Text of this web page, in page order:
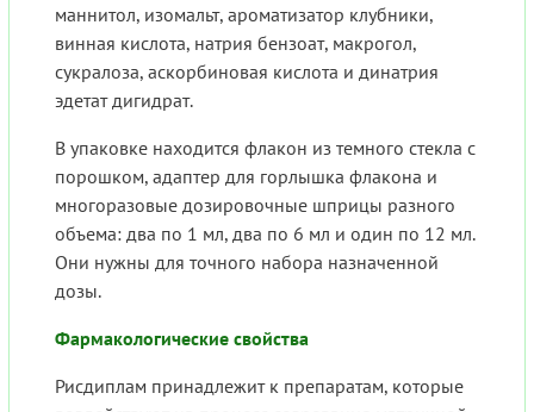
маннитол, изомальт, ароматизатор клубники,
винная кислота, натрия бензоат, макрогол,
сукралоза, аскорбиновая кислота и динатрия
эдетат дигидрат.
В упаковке находится флакон из темного стекла с
порошком, адаптер для горлышка флакона и
многоразовые дозировочные шприцы разного
объема: два по 1 мл, два по 6 мл и один по 12 мл.
Они нужны для точного набора назначенной
дозы.
Фармакологические свойства
Рисдиплам принадлежит к препаратам, которые